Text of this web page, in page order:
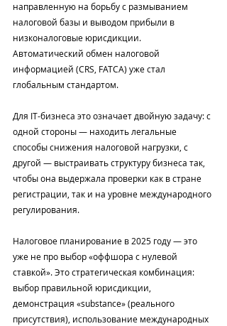
направленную на борьбу с размыванием
налоговой базы и выводом прибыли в
низконалоговые юрисдикции.
Автоматический обмен налоговой
информацией (CRS, FATCA) уже стал
глобальным стандартом.
Для IT-бизнеса это означает двойную задачу: с
одной стороны — находить легальные
способы снижения налоговой нагрузки, с
другой — выстраивать структуру бизнеса так,
чтобы она выдержала проверки как в стране
регистрации, так и на уровне международного
регулирования.
Налоговое планирование в 2025 году — это
уже не про выбор «оффшора с нулевой
ставкой». Это стратегическая комбинация:
выбор правильной юрисдикции,
демонстрация «substance» (реального
присутствия), использование международных